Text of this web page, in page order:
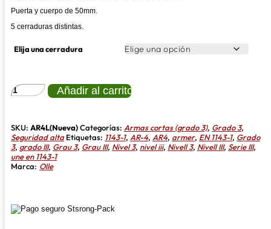
3.129,06 €
Puerta y cuerpo de 50mm.
5 cerraduras distintas.
Elija una cerradura
OLLE
SERIE
4
GRADO
III
UNE
EN
Añadir al carrito
SKU: AR4L(Nueva)Categorías: Armas cortas (grado 3), Grado 3,
Seguridad alta Etiquetas: 1143-1, AR-4, AR4, armer, EN 1143-1, Grado
3, grado III, Grau 3, Grau III, Nivel 3, nivel iii, Nivell 3, Nivell III, Serie III,
une en 1143-1
Marca: Olle